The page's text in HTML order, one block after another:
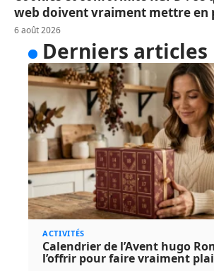
web doivent vraiment mettre en
6 août 2026
Derniers articles
ACTIVITÉS
Calendrier de l’Avent hugo
l’offrir pour faire vraiment